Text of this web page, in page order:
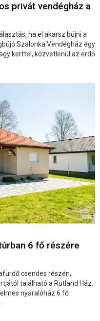
privát vendégház a
ha el akarsz bújni a
Szalonka Vendégház egy
kerttel, közvetlenül az erdő
6 fő részére
csendes részén,
található a Rutland Ház.
nyaralóház 6 fő